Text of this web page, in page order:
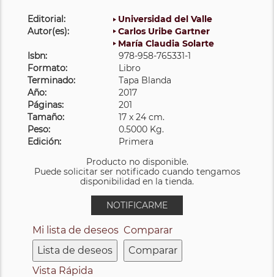
Editorial:
Universidad del Valle
Autor(es):
Carlos Uribe Gartner
María Claudia Solarte
Isbn:
978-958-765331-1
Formato:
Libro
Terminado:
Tapa Blanda
Año:
2017
Páginas:
201
Tamaño:
17 x 24 cm.
Peso:
0.5000 Kg.
Edición:
Primera
Producto no disponible.
Puede solicitar ser notificado cuando tengamos
disponibilidad en la tienda.
NOTIFICARME
Mi lista de deseos
Lista de deseos
Comparar
Comparar
Vista Rápida